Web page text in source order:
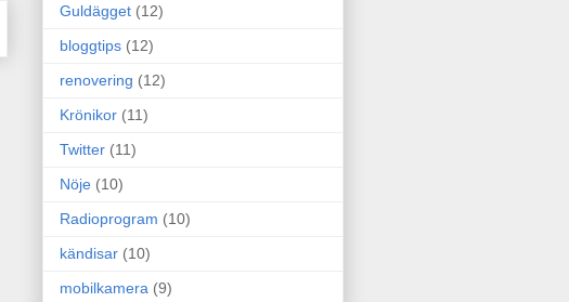
Guldägget (12)
bloggtips (12)
renovering (12)
Krönikor (11)
Twitter (11)
Nöje (10)
Radioprogram (10)
kändisar (10)
mobilkamera (9)